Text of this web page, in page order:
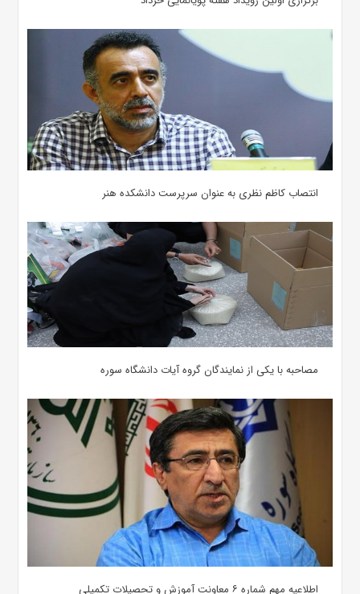
انتصاب کاظم نظری به عنوان سرپرست دانشکده هنر
مصاحبه با یکی از نمایندگان گروه آیات دانشگاه سوره
اطلاعیه مهم شماره ۶ معاونت آموزش و تحصیلات تکمیلی